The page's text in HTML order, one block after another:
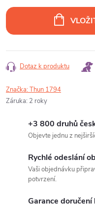
cena:
Dotaz k produktu
Značka:Thun 1794
Záruka: 2 roky
+3 800 druhů
Objevte jednu z
Rychlé odeslání
Vaši objednávku
potvrzení.
Garance